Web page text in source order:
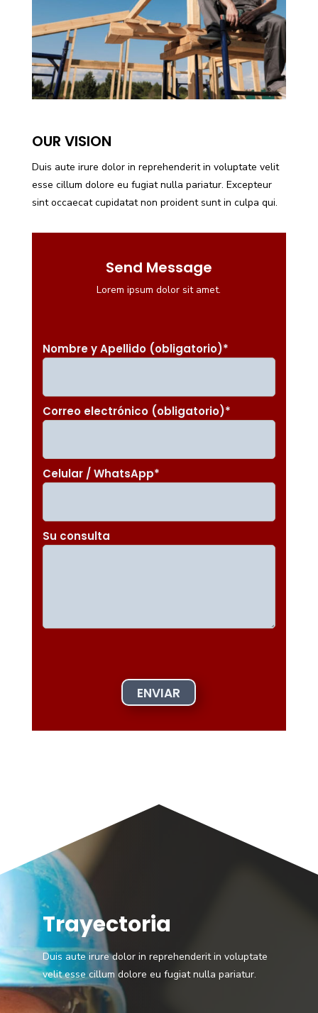
OUR VISION
Duis aute irure dolor in reprehenderit in voluptate velit
esse cillum dolore eu fugiat nulla pariatur. Excepteur
sint occaecat cupidatat non proident sunt in culpa qui.
Send Message
Lorem ipsum dolor sit amet.
Nombre y Apellido (obligatorio)*
Correo electrónico (obligatorio)*
Celular / WhatsApp*
Su consulta
ENVIAR
Trayectoria
Duis aute irure dolor in reprehenderit in voluptate
velit esse cillum dolore eu fugiat nulla pariatur.